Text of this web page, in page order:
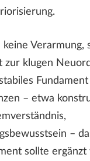
keine Verarmung,
zur klugen
Fundament
– etwa
–
sollte